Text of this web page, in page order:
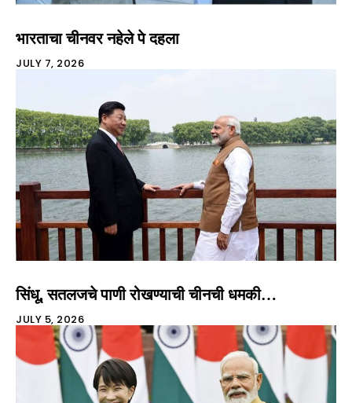
भारताचा चीनवर नहेले पे दहला
JULY 7, 2026
सिंधू, सतलजचे पाणी रोखण्याची चीनची धमकी…
JULY 5, 2026